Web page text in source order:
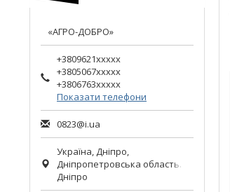
«АГРО-ДОБРО»
+3809621xxxxx
+3805067xxxxx
+3806763xxxxx
Показати телефони
0823@i.ua
Україна,Дніпро,
Дніпропетровська область.
Дніпро